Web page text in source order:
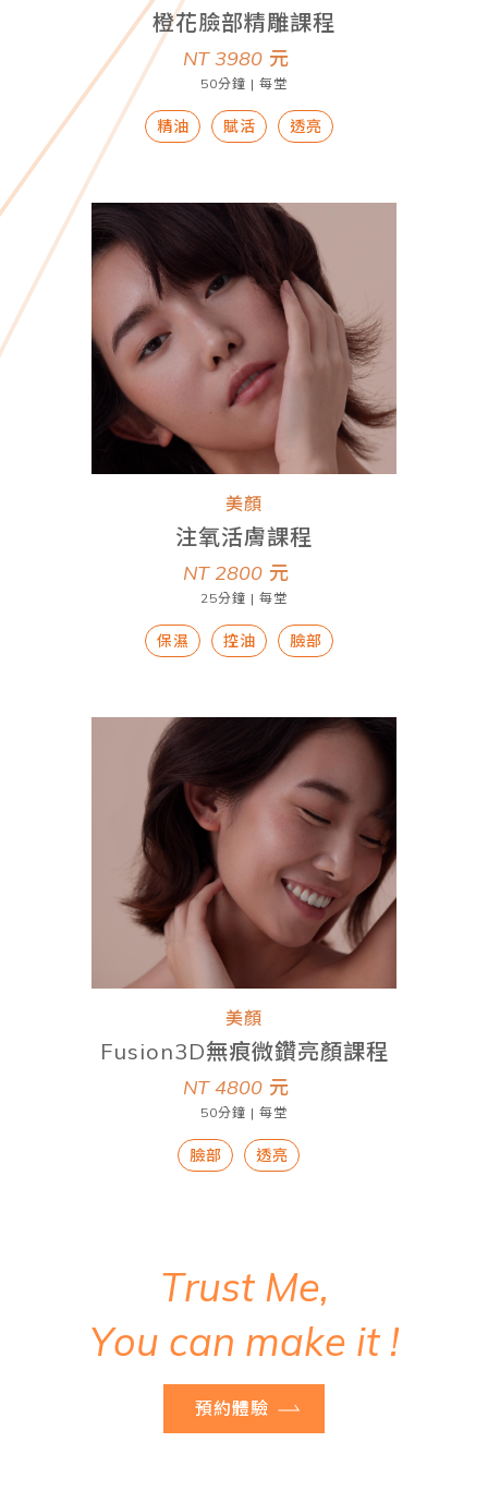
橙花臉部精雕課程
NT 3980 元
50分鐘 | 每堂
精油 賦活 透亮
美顏
注氧活膚課程
NT 2800 元
25分鐘 | 每堂
保濕 控油 臉部
美顏
Fusion3D無痕微鑽亮顏課程
NT 4800 元
50分鐘 | 每堂
臉部 透亮
Trust Me,
You can make it !
預約體驗